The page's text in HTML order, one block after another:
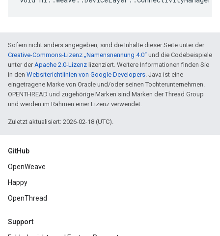
Sofern nicht anders angegeben, sind die Inhalte dieser Seite unter der
Creative-Commons-Lizenz „Namensnennung 4.0“ und die Codebeispiele
unter derApache 2.0-Lizenz lizenziert. Weitere Informationen finden Sie
in den Websiterichtlinien von Google Developers. Java ist eine
eingetragene Marke von Oracle und/oder seinen Tochterunternehmen.
OPENTHREAD und zugehörige Marken sind Marken der Thread Group
und werden im Rahmen einer Lizenz verwendet.
Zuletzt aktualisiert: 2026-02-18 (UTC).
GitHub
OpenWeave
Happy
OpenThread
Support